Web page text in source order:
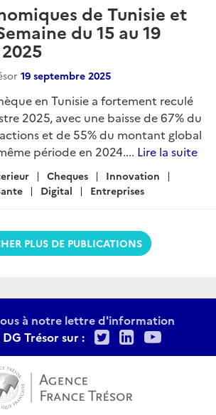
de Tunisie et
du 15 au 19
19 septembre 2025
en Tunisie a fortement reculé
2025, avec une baisse de 67% du
et de 55% du montant global
période en 2024.... Lire la suite
Cheques
Innovation
Digital Entreprises
PLUS DE PUBLICATIONS
à notre lettre d'information
Trésor sur :
TwitterLinkedIn